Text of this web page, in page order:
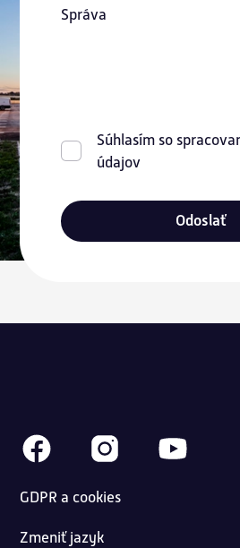
Správa
Súhlasím so
údajov
Odoslať
GDPR a cookies
Zmeniť jazyk